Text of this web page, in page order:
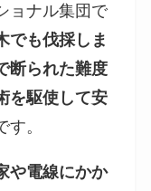
ョナル集団で
でも伐採しま
断られた難度
を駆使して安
す。
や電線にかか